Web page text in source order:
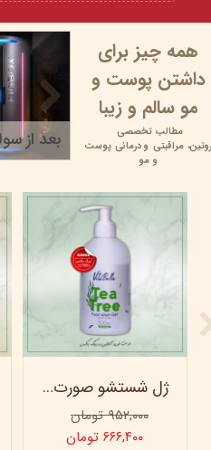
همه چیز برای
داشتن پوست و
مو سالم و زیبا
مطالب تخصصی
روتین،مراقبتی ودرمانی پوست
و مو
ژل شستشو صورت ویتابلا - 300 میلی لیتر
۹۵۲,۰۰۰ تومان
۶۶۶,۴۰۰ تومان